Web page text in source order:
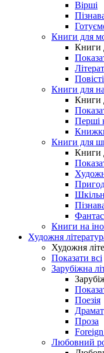
Вірші
Книги для
Книги
Книги для
Книги
Перші
Книги для
Книги
Книги на
Художня
Художня
Показати всі
Зарубіжна
Поезія
Проза
Любовний